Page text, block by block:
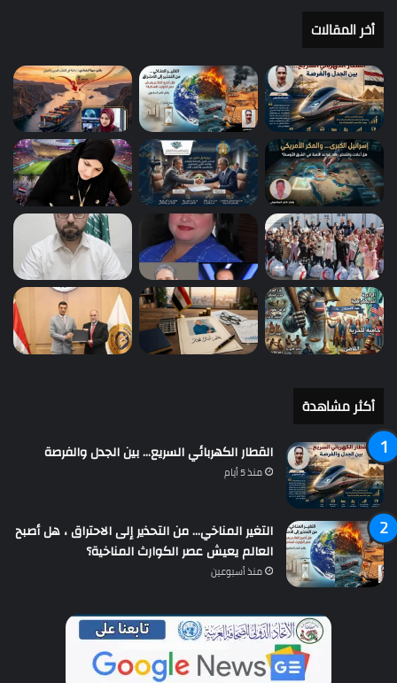
أخر المقالات
أكثر مشاهدة
القطار الكهربائي السريع… بين الجدل والفرصة
منذ 5 أيام
التغير المناخي… من التحذير إلى الاحتراق ، هل أصبح
العالم يعيش عصر الكوارث المناخية؟
منذ أسبوعين